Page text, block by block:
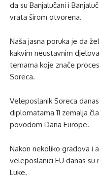
da su Banjalučani i
vrata širom otvorena.
Naša jasna poruka je da
kakvim neustavnim
temama koje znače
Soreca.
Veleposlanik Soreca
diplomatama 11 zemalja
povodom Dana Europe.
Nakon nekoliko gradova i
veleposlanici EU danas su
Luke.